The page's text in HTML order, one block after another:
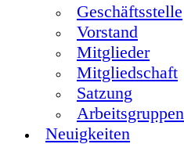
Geschäftsstelle
Vorstand
Mitglieder
Mitgliedschaft
Satzung
Arbeitsgruppen
Neuigkeiten